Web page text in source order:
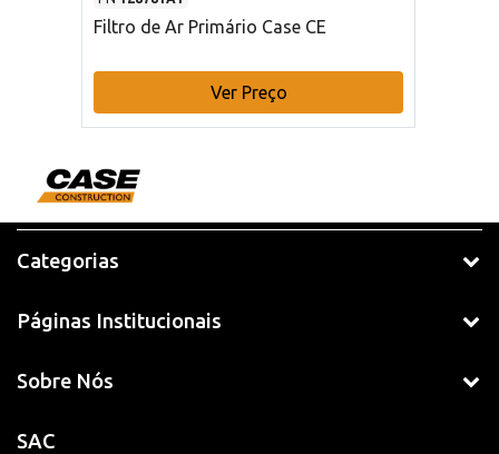
Filtro de Ar Primário Case CE
Ver Preço
Categorias
Páginas Institucionais
Sobre Nós
SAC